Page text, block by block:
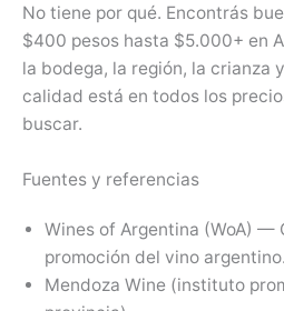
No tiene por qué. Encontrás
$400 pesos hasta $5.000+ en
la bodega, la región, la crianza
calidad está en todos los
buscar.
Fuentes y referencias
Wines of Argentina (WoA) —
promoción del vino argentino.
Mendoza Wine (instituto